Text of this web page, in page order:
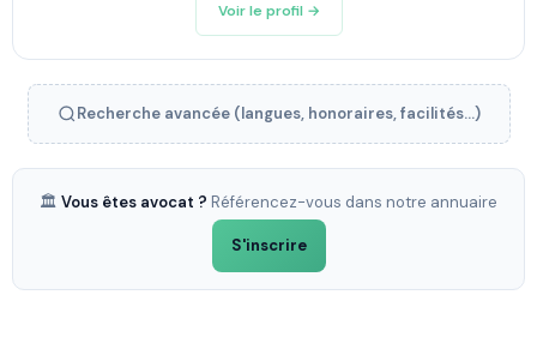
Voir le profil →
Recherche avancée (langues, honoraires, facilités...)
🏛️ Vous êtes avocat ? Référencez-vous dans notre annuaire
S'inscrire